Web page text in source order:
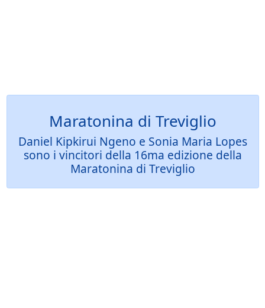
Maratonina di Treviglio
Daniel Kipkirui Ngeno e Sonia Maria Lopes
sono i vincitori della 16ma edizione della
Maratonina di Treviglio